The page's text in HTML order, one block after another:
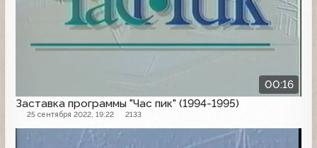
00:16
Заставка программы "Час пик" (1994-1995)
25 сентября 2022, 19:22 2133
Заставка программы